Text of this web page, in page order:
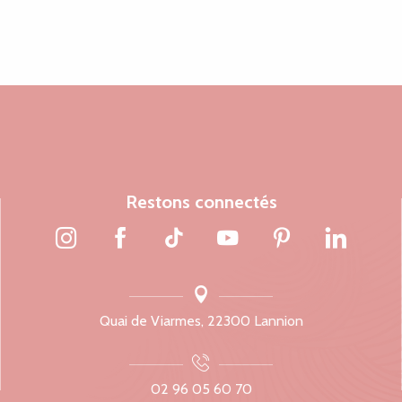
Restons connectés
Quai de Viarmes, 22300 Lannion
02 96 05 60 70